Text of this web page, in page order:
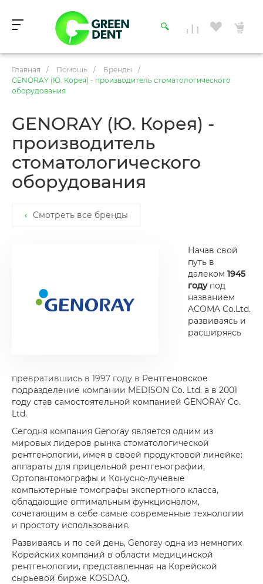
Главная / Помощь / Бренды
/
GENORAY (Ю. Корея) - производитель стоматологического
оборудования
GENORAY (Ю. Корея) -
производитель
стоматологического
оборудования
Смотреть все бренды
Начав свой
путь в
далеком 1945
годупод
названием
ACOMA Co.Ltd.
развиваясь и
расширяясь
превратившись в 1997 году в Рентгеновское
подразделение компании MEDISON Co. Ltd. а в 2001
году став самостоятельной компанией GENORAY Co.
Ltd.
Сегодня компания Genoray является одним из
мировых лидеров рынка стоматологической
рентгенологии, имея в своей продуктовой линейке:
аппараты для прицельной рентгенографии,
Ортопантомографы и Конусно-лучевые
компьютерные томографы экспертного класса,
обладающие оптимальным функционалом,
сочетающим в себе самые современные технологии
и простоту использования.
Развиваясь и по сей день, Genoray одна из немногих
Корейских компаний в области медицинской
рентгенологии, представленная на Корейской
сырьевой бирже KOSDAQ.